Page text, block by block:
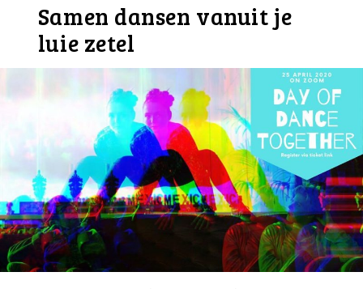
Samen dansen vanuit je
luie zetel